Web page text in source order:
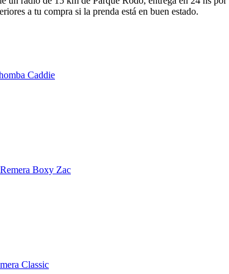
a tu compra si la prenda está en buen estado.